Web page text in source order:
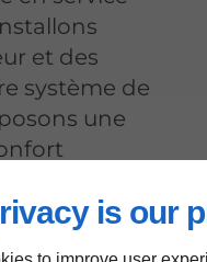
is our
et des
système de
une
les